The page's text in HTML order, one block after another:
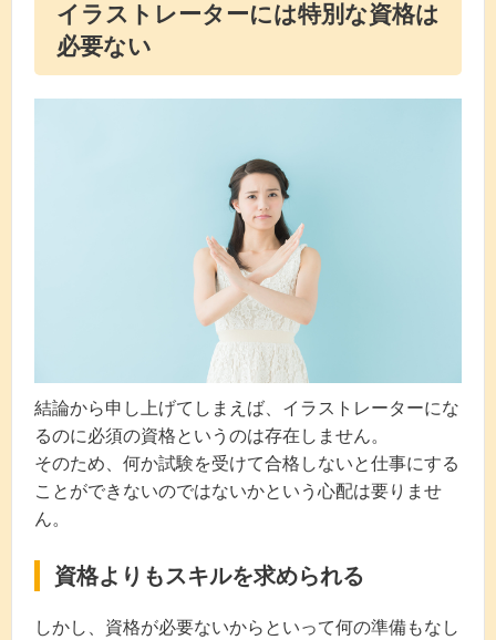
イラストレーターには特別な資格は
必要ない
結論から申し上げてしまえば、イラストレーターにな
るのに必須の資格というのは存在しません。
そのため、何か試験を受けて合格しないと仕事にする
ことができないのではないかという心配は要りませ
ん。
資格よりもスキルを求められる
しかし、資格が必要ないからといって何の準備もなし